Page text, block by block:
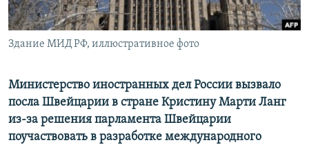
УКРАИНСКАЯ ПРОБЛЕМА КРЫМА
Все сайты RFE/RL
Здание МИД РФ, иллюстративное фото
Министерство иностранных дел России вызвало
посла Швейцарии в стране Кристину Марти Ланг
из-за решения парламента Швейцарии
поучаствовать в разработке международного